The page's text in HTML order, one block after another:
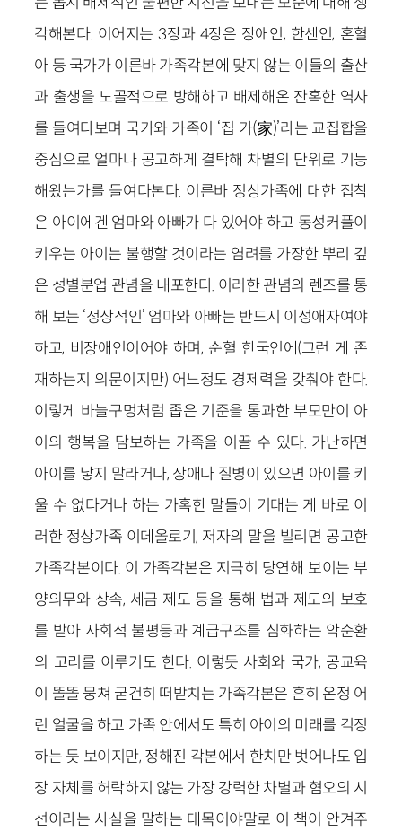
각해본다. 이어지는 3장과 4장은 장애인, 한센인, 혼혈
아 등 국가가 이른바 가족각본에 맞지 않는 이들의 출산
과 출생을 노골적으로 방해하고 배제해온 잔혹한 역사
를 들여다보며 국가와 가족이 ‘집 가(家)’라는 교집합을
중심으로 얼마나 공고하게 결탁해 차별의 단위로 기능
해왔는가를 들여다본다. 이른바 정상가족에 대한 집착
은 아이에겐 엄마와 아빠가 다 있어야 하고 동성커플이
키우는 아이는 불행할 것이라는 염려를 가장한 뿌리 깊
은 성별분업 관념을 내포한다. 이러한 관념의 렌즈를 통
해 보는 ‘정상적인’ 엄마와 아빠는 반드시 이성애자여야
하고, 비장애인이어야 하며, 순혈 한국인에(그런 게 존
재하는지 의문이지만) 어느정도 경제력을 갖춰야 한다.
이렇게 바늘구멍처럼 좁은 기준을 통과한 부모만이 아
이의 행복을 담보하는 가족을 이끌 수 있다. 가난하면
아이를 낳지 말라거나, 장애나 질병이 있으면 아이를 키
울 수 없다거나 하는 가혹한 말들이 기대는 게 바로 이
러한 정상가족 이데올로기, 저자의 말을 빌리면 공고한
가족각본이다. 이 가족각본은 지극히 당연해 보이는 부
양의무와 상속, 세금 제도 등을 통해 법과 제도의 보호
를 받아 사회적 불평등과 계급구조를 심화하는 악순환
의 고리를 이루기도 한다. 이렇듯 사회와 국가, 공교육
이 똘똘 뭉쳐 굳건히 떠받치는 가족각본은 흔히 온정 어
린 얼굴을 하고 가족 안에서도 특히 아이의 미래를 걱정
하는 듯 보이지만, 정해진 각본에서 한치만 벗어나도 입
장 자체를 허락하지 않는 가장 강력한 차별과 혐오의 시
선이라는 사실을 말하는 대목이야말로 이 책이 안겨주